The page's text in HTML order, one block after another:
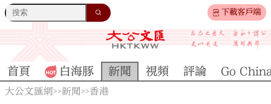
下載客戶端
首頁 白海豚 新聞 視頻 評論 Go
大公文匯網>>新聞>>香港